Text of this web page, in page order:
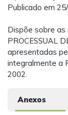
Publicado em
Dispõe sobre as
PROCESSUAL
apresentadas
integralmente a
2002.
Anexos